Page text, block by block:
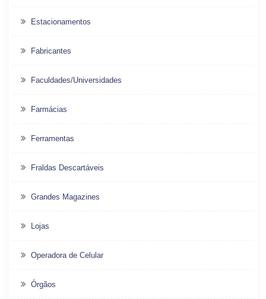
Estacionamentos
Fabricantes
Faculdades/Universidades
Farmácias
Ferramentas
Fraldas Descartáveis
Grandes Magazines
Lojas
Operadora de Celular
Órgãos